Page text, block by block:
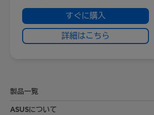
14型 16:10 フルHD IPS 60HZ 狭
額縁ディスプレイ
スマートジェスチャー付きタッ
すぐに購入
詳細はこちら
製品一覧
ASUSについて